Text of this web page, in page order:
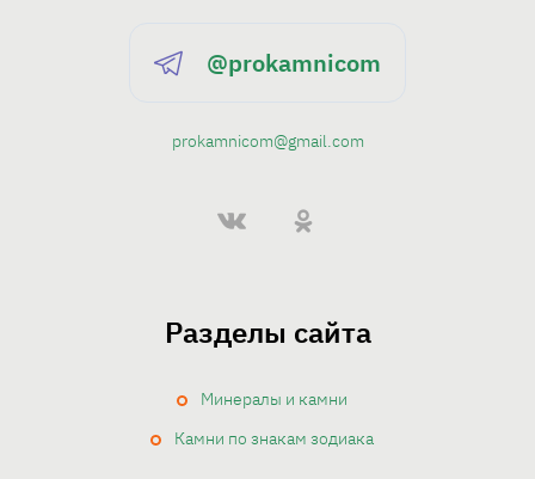
@prokamnicom
prokamnicom@gmail.com
Разделы сайта
Минералы и камни
Камни по знакам зодиака